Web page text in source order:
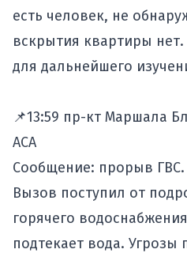
есть человек, не
вскрытия квартиры
для дальнейшего
📌13:59 пр-кт Маршала
АСА
Сообщение: прорыв ГВС.
Вызов поступил от
горячего
подтекает вода.